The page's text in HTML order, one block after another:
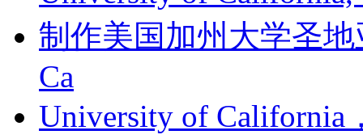
制作美国加州大学圣
Ca
University of California